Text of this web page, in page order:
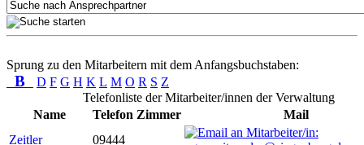
Sprung zu den Mitarbeitern mit dem Anfangsbuchstaben:
B D F G H K L M O R S Z
Telefonliste der Mitarbeiter/innen der Verwaltung
Name
Telefon Zimmer
Mail
Zeitler
09444